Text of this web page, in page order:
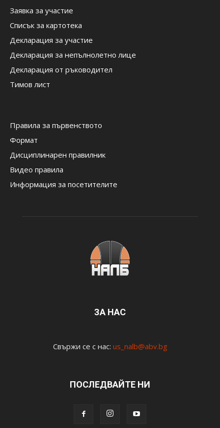
Заявка за участие
Списък за картотека
Декларация за участие
Декларация за непълнолетно лице
Декларация от ръководител
Тимов лист
Правила за първенството
Формат
Дисциплинарен правилник
Видео правила
Информация за посетителите
ЗА НАС
Свържи се с нас: us_nalb@abv.bg
ПОСЛЕДВАЙТЕ НИ